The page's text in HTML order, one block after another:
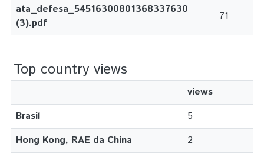
ata_defesa_54516300801368337630
(3).pdf
71
Top country views
views
Brasil
5
Hong Kong, RAE da China
2